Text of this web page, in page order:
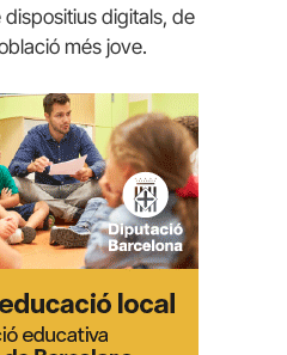
dispositius digitals, de
més jove.